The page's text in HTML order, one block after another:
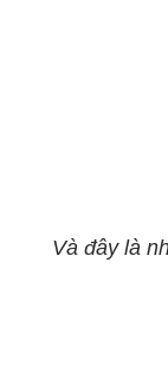
Và đây là